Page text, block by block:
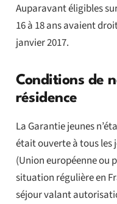
Auparavant éligibles
16 à 18 ans avaient
janvier 2017.
Conditions de
résidence
La Garantie jeunes
était ouverte à tous les
(Union européenne ou
situation régulière en
séjour valant